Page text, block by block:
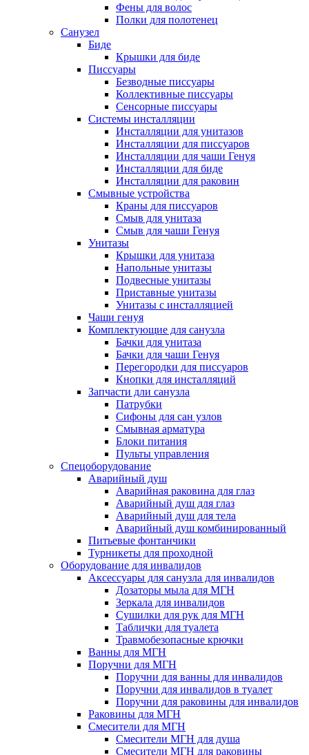
Фены для волос
Полки для полотенец
Санузел
Биде
Крышки для биде
Писсуары
Безводные писсуары
Коллективные писсуары
Сенсорные писсуары
Системы инсталляции
Инсталляции для унитазов
Инсталляции для писсуаров
Инсталляции для чаши Генуя
Инсталляции для биде
Инсталляции для раковин
Смывные устройства
Краны для писсуаров
Смыв для унитаза
Смыв для чаши Генуя
Унитазы
Крышки для унитаза
Напольные унитазы
Подвесные унитазы
Приставные унитазы
Унитазы с инсталляцией
Чаши генуя
Комплектующие для санузла
Бачки для унитаза
Бачки для чаши Генуя
Перегородки для писсуаров
Кнопки для инсталляций
Запчасти дли санузла
Патрубки
Сифоны для сан узлов
Смывная арматура
Блоки питания
Пульты управления
Спецоборудование
Аварийный душ
Аварийная раковина для глаз
Аварийный душ для глаз
Аварийный душ для тела
Аварийный душ комбинированный
Питьевые фонтанчики
Турникеты для проходной
Оборудование для инвалидов
Аксессуары для санузла для инвалидов
Дозаторы мыла для МГН
Зеркала для инвалидов
Сушилки для рук для МГН
Таблички для туалета
Травмобезопасные крючки
Ванны для МГН
Поручни для МГН
Поручни для ванны для инвалидов
Поручни для инвалидов в туалет
Поручни для раковины для инвалидов
Раковины для МГН
Смесители для МГН
Смесители МГН для душа
Смесители МГН для раковины